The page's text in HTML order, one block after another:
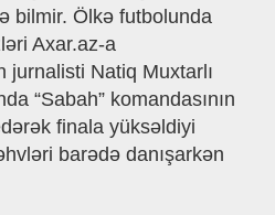
bilmir. Ölkə futbolunda
Axar.az-a
jurnalisti Natiq Muxtarlı
“Sabah” komandasının
finala yüksəldiyi
barədə danışarkən